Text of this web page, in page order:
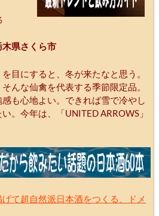
木県さくら市
目にすると、冬が来たなと思う。
んな仙禽を代表する季節限定品。
も心地よい。できれば雪で冷やし
。今年は、「UNITED ARROWS」
て超自然派日本酒をつくる、ドメ